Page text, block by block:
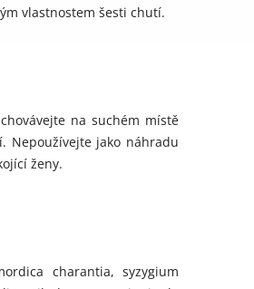
vlastnostem šesti chutí.
na suchém místě
Nepoužívejte jako náhradu
ženy.
charantia, syzygium